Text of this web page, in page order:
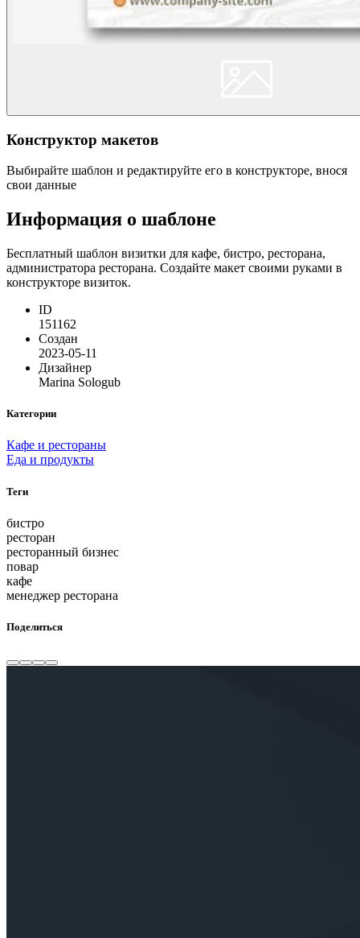
Конструктор макетов
Выбирайте шаблон и редактируйте его в конструкторе, внося
свои данные
Информация о шаблоне
Бесплатный шаблон визитки для кафе, бистро, ресторана,
администратора ресторана. Создайте макет своими руками в
конструкторе визиток.
ID
151162
Создан
2023-05-11
Дизайнер
Marina Sologub
Категории
Кафе и рестораны
Еда и продукты
Теги
бистро
ресторан
ресторанный бизнес
повар
кафе
менеджер ресторана
Поделиться